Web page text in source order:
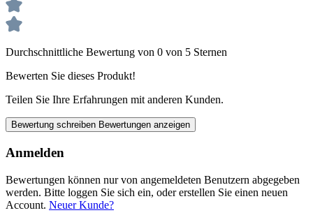
Durchschnittliche Bewertung von 0 von 5 Sternen
Bewerten Sie dieses Produkt!
Teilen Sie Ihre Erfahrungen mit anderen Kunden.
Bewertung schreiben Bewertungen anzeigen
Anmelden
Bewertungen können nur von angemeldeten Benutzern abgegeben
werden. Bitte loggen Sie sich ein, oder erstellen Sie einen neuen
Account. Neuer Kunde?